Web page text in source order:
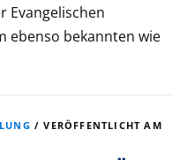
Evangelischen
ebenso bekannten wie
/VERÖFFENTLICHT AM